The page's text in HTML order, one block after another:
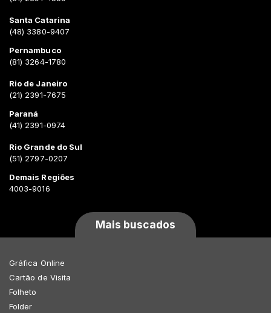
Santa Catarina
(48) 3380-9407
Pernambuco
(81) 3264-1780
Rio de Janeiro
(21) 2391-7675
Paraná
(41) 2391-0974
Rio Grande do Sul
(51) 2797-0207
Demais Regiões
4003-9016
Mais buscados
Gráfica Online
Cartão de Visita
Folheto
Folder